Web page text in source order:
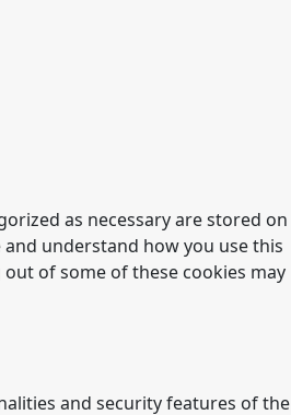
as necessary are stored on
understand how you use this
of some of these cookies may
and security features of the